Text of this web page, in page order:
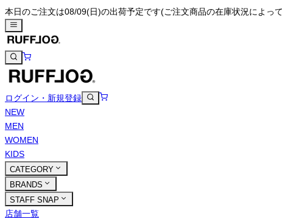
本日のご注文は08/09(日)の出荷予定です(ご注文商品の在庫状況によっ
ログイン・新規登録
NEW
MEN
WOMEN
KIDS
CATEGORY
BRANDS
STAFF SNAP
店舗一覧